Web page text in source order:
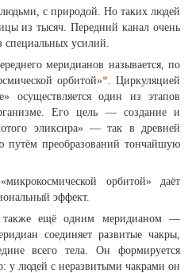
с природой. Но таких людей
из тысяч. Передний канал очень
специальных усилий.
меридианов называется, по
орбитой»*. Циркуляцией
осуществляется один из этапов
Его цель — создание и
эликсира» — так в древней
путём преобразований тончайшую
орбитой» даёт
эффект.
также ещё одним меридианом —
соединяет развитые чакры,
всего тела. Он формируется
у людей с неразвитыми чакрами он